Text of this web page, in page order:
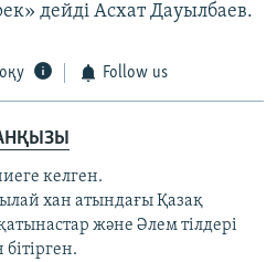
дейді Асхат Дауылбаев.
Follow us
келген.
хан атындағы Қазақ
және Әлем тілдері